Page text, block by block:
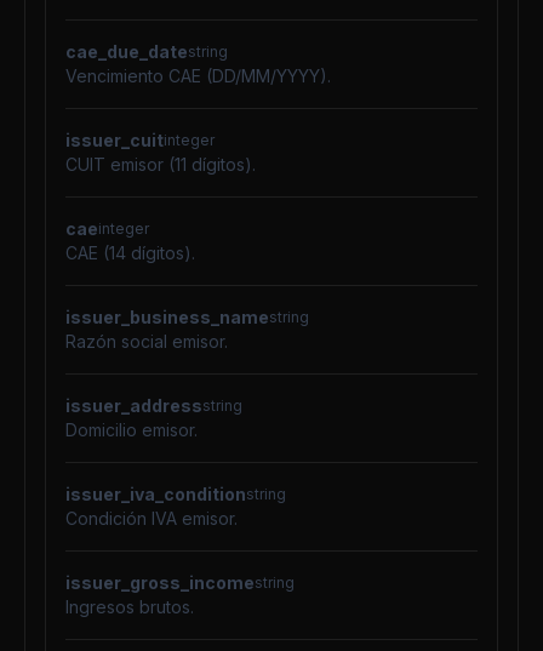
cae_due_datestring
Vencimiento CAE (DD/MM/YYYY).
issuer_cuitinteger
CUIT emisor (11 dígitos).
caeinteger
CAE (14 dígitos).
issuer_business_namestring
Razón social emisor.
issuer_addressstring
Domicilio emisor.
issuer_iva_conditionstring
Condición IVA emisor.
issuer_gross_incomestring
Ingresos brutos.